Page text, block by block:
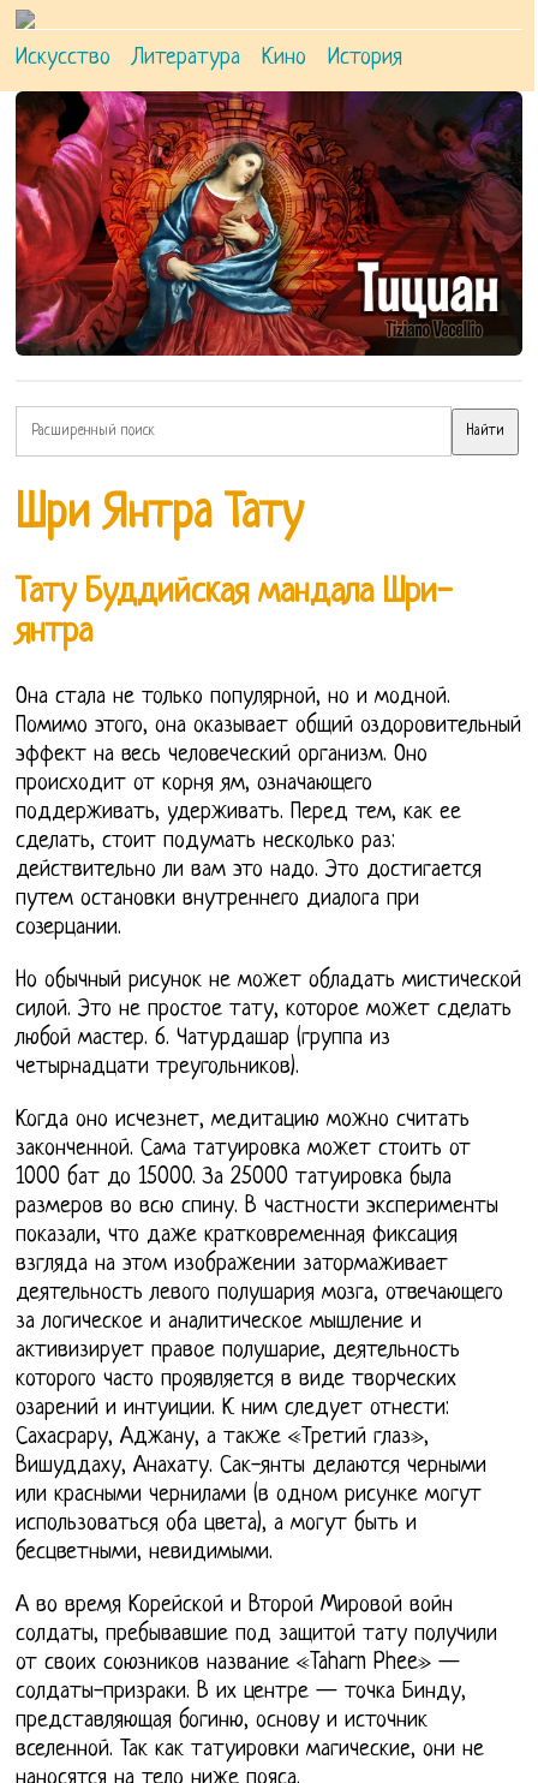
Искусство Литература Кино История
Шри Янтра Тату
Тату Буддийская мандала Шри-
янтра
Она стала не только популярной, но и модной.
Помимо этого, она оказывает общий оздоровительный
эффект на весь человеческий организм. Оно
происходит от корня ям, означающего
поддерживать, удерживать. Перед тем, как ее
сделать, стоит подумать несколько раз:
действительно ли вам это надо. Это достигается
путем остановки внутреннего диалога при
созерцании.
Но обычный рисунок не может обладать мистической
силой. Это не простое тату, которое может сделать
любой мастер. 6. Чатурдашар (группа из
четырнадцати треугольников).
Когда оно исчезнет, медитацию можно считать
законченной. Сама татуировка может стоить от
1000 бат до 15000. За 25000 татуировка была
размеров во всю спину. В частности эксперименты
показали, что даже кратковременная фиксация
взгляда на этом изображении затормаживает
деятельность левого полушария мозга, отвечающего
за логическое и аналитическое мышление и
активизирует правое полушарие, деятельность
которого часто проявляется в виде творческих
озарений и интуиции. К ним следует отнести:
Сахасрару, Аджану, а также «Третий глаз»,
Вишуддаху, Анахату. Сак-янты делаются черными
или красными чернилами (в одном рисунке могут
использоваться оба цвета), а могут быть и
бесцветными, невидимыми.
А во время Корейской и Второй Мировой войн
солдаты, пребывавшие под защитой тату получили
от своих союзников название «Taharn Phee» —
солдаты-призраки. В их центре — точка Бинду,
представляющая богиню, основу и источник
вселенной. Так как татуировки магические, они не